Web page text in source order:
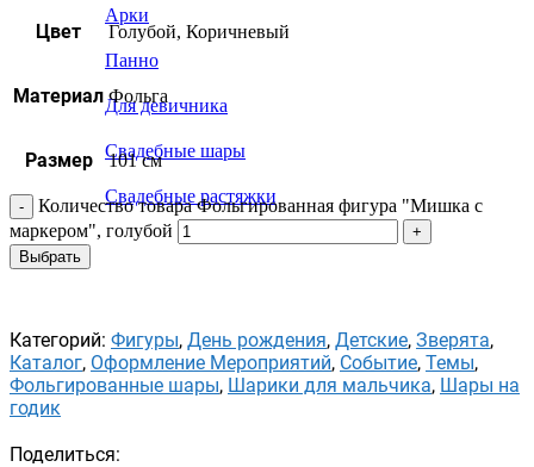
Арки
Панно
Для девичника
Свадебные шары
Свадебные растяжки
Цвет
Голубой, Коричневый
Материал Фольга
Размер 101 см
Количество товара Фольгированная фигура "Мишка с
маркером", голубой
Выбрать
Категорий: Фигуры, День рождения, Детские, Зверята,
Каталог, Оформление Мероприятий, Событие, Темы,
Фольгированные шары, Шарики для мальчика, Шары на
годик
Поделиться: